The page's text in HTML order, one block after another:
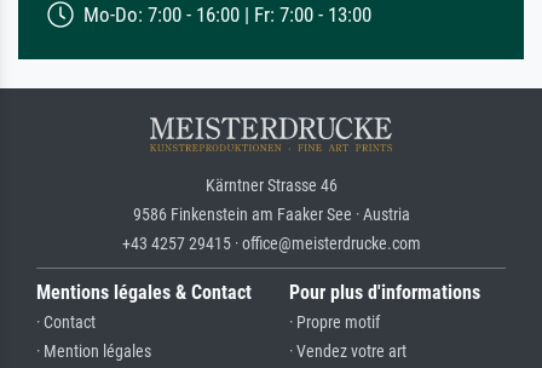
Mo-Do: 7:00 - 16:00 | Fr: 7:00 - 13:00
Kärntner Strasse 46
9586 Finkenstein am Faaker See · Austria
+43 4257 29415 · office@meisterdrucke.com
Mentions légales & Contact
· Contact
· Mention légales
Pour plus d'informations
· Propre motif
· Vendez votre art